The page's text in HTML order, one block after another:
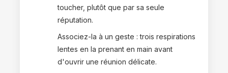
toucher, plutôt que par sa seule
réputation.
Associez-la à un geste : trois respirations
lentes en la prenant en main avant
d'ouvrir une réunion délicate.